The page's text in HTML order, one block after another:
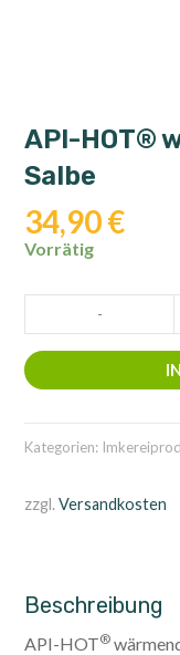
API-HOT®
Salbe
34,90€
Vorrätig
HOT®
wärmende
Bienengift-
-
Kategorien:
zzgl.Versandkosten
Beschreibung
API-HOT®